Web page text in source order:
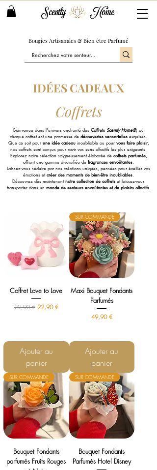
Scently Home
Bougies Artisanales & Bien être Parfumé
IDÉES CADEAUX
Coffrets
Bienvenue dans l'univers enchanté des Coffrets Scently Home®, où
chaque coffret est une promesse de découvertes sensorielles exquises.
Que ce soit pour une idée cadeauinoubliable ou pour vous faire plaisir,
nos coffrets sont conçus pour ravir vos sens olfactifs les plus exigeants.
Explorez notre sélection soigneusement élaborée de coffrets parfumés,
offrant une gamme diversifiée de fragrances envoûtantes.
Laissez-vous séduire par nos créations uniques, pensées pour éveiller vos
émotions etcréer des moments de bien-être inoubliables.
Découvrez dès maintenantnotre collection de coffrets et laissez-vous
transporter dans un monde de senteurs envoûtantes et de plaisirs olfactifs.
Coffret Love to Love
Prix original
29,90 € Prix promotionnel
22,90 €
Ajouter au
panier
SUR COMMANDE
Maxi Bouquet Fondants
Parfumés
Prix
49,90 €
Ajouter au
panier
SUR COMMANDE
Bouquet Fondants
parfumés Fruits Rouges
SUR COMMANDE
Bouquet Fondants
Parfumés Hotel Disney